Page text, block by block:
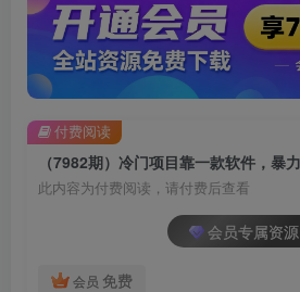
此内容为付费阅读，请付费后查看
会员专属资源
会员 免费
付费阅读